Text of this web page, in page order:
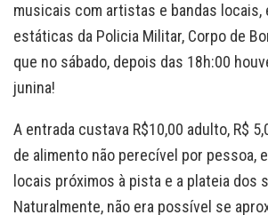
musicais com artistas e bandas locais,
estáticas da Policia Militar, Corpo de
que no sábado, depois das 18h:00
junina!
A entrada custava R$10,00 adulto, R$
de alimento não perecível por pessoa,
locais próximos à pista e a plateia dos
Naturalmente, não era possível se